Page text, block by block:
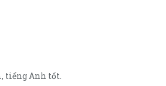
tiếng Anh tốt.